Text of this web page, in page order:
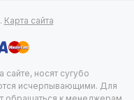
Карта сайта
носят сугубо
исчерпывающими. Для